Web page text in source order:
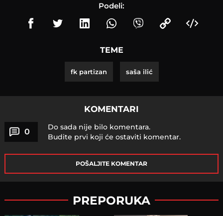
Podeli:
TEME
fk partizan saša ilić
KOMENTARI
0
Do sada nije bilo komentara.
Budite prvi koji će ostaviti komentar.
POŠALJITE KOMENTAR
PREPORUKA